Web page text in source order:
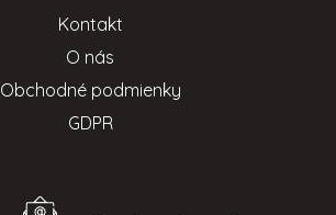
Kontakt
O nás
Obchodné podmienky
GDPR